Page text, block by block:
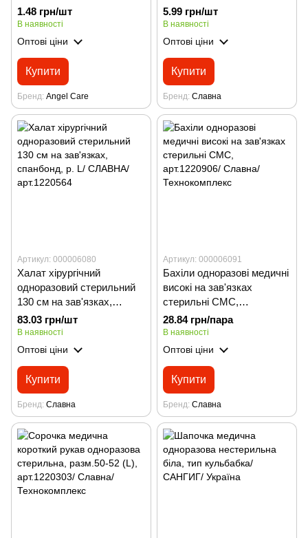
ANGEL CARE
1.48 грн/шт
В наявності
Оптові ціни
Купити
Бренд Angel Care
5.99 грн/шт
В наявності
Оптові ціни
Купити
Бренд Славна
Артикул: 000006080
Халат хірургічний
одноразовий стерильний
130 см на зав'язках,
спанбонд, р. L/ СЛАВНА/
арт.1220564
83.03 грн/шт
В наявності
Оптові ціни
Купити
Бренд Славна
Артикул: 000006091
Бахіли одноразові медичні
високі на зав'язках
стерильні СМС,
арт.1220906/ Славна/
Технокомплекс
28.84 грн/пара
В наявності
Оптові ціни
Купити
Бренд Славна